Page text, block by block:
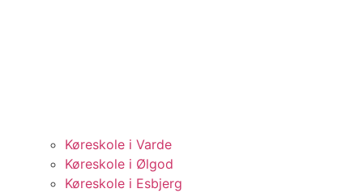
Køreskole i Varde
Køreskole i Ølgod
Køreskole i Esbjerg